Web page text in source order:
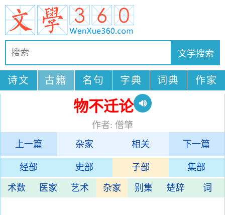
诗文 古籍 名句 字典 词典 作家
物不迁论
作者: 僧肇
上一篇
杂家 相关 下一篇
经部 史部 子部 集部
术数 医家 艺术 杂家 别集 楚辞 词